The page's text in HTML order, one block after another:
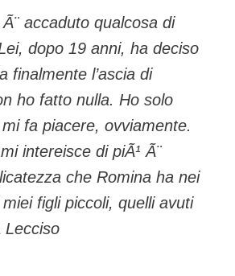
accaduto qualcosa di
dopo 19 anni, ha deciso
finalmente l’ascia di
ho fatto nulla. Ho solo
fa piacere, ovviamente.
intereisce di piÃ¹ Ã¨
che Romina ha nei
figli piccoli, quelli avuti
Lecciso